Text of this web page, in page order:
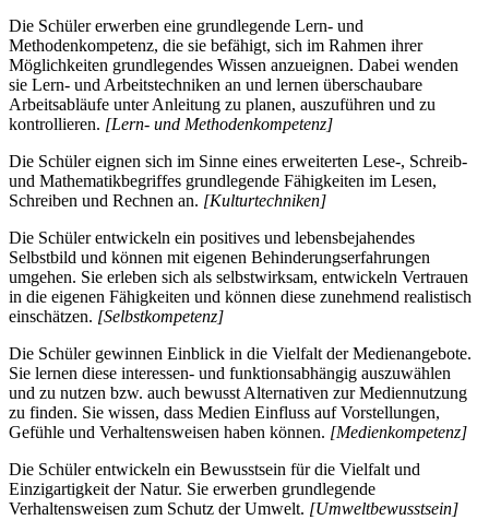
Die Schüler erwerben eine grundlegende Lern- und
Methodenkompetenz, die sie befähigt, sich im Rahmen ihrer
Möglichkeiten grundlegendes Wissen anzueignen. Dabei wenden
sie Lern- und Arbeitstechniken an und lernen überschaubare
Arbeitsabläufe unter Anleitung zu planen, auszuführen und zu
kontrollieren. [Lern- und Methodenkompetenz]
Die Schüler eignen sich im Sinne eines erweiterten Lese-, Schreib-
und Mathematikbegriffes grundlegende Fähigkeiten im Lesen,
Schreiben und Rechnen an. [Kulturtechniken]
Die Schüler entwickeln ein positives und lebensbejahendes
Selbstbild und können mit eigenen Behinderungserfahrungen
umgehen. Sie erleben sich als selbstwirksam, entwickeln Vertrauen
in die eigenen Fähigkeiten und können diese zunehmend realistisch
einschätzen. [Selbstkompetenz]
Die Schüler gewinnen Einblick in die Vielfalt der Medienangebote.
Sie lernen diese interessen- und funktionsabhängig auszuwählen
und zu nutzen bzw. auch bewusst Alternativen zur Mediennutzung
zu finden. Sie wissen, dass Medien Einfluss auf Vorstellungen,
Gefühle und Verhaltensweisen haben können. [Medienkompetenz]
Die Schüler entwickeln ein Bewusstsein für die Vielfalt und
Einzigartigkeit der Natur. Sie erwerben grundlegende
Verhaltensweisen zum Schutz der Umwelt. [Umweltbewusstsein]